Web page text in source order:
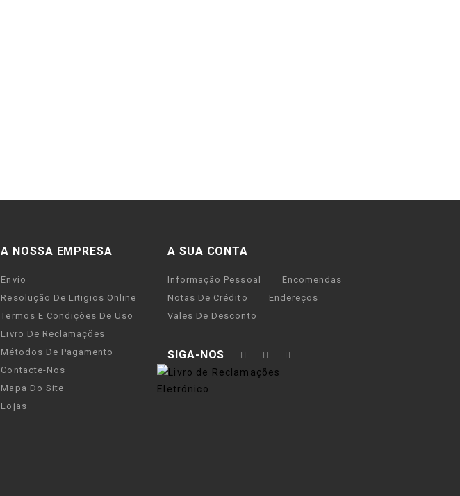
A NOSSA EMPRESA
Envio
Resolução De Litigios Online
Termos E Condições De Uso
Livro De Reclamações
Métodos De Pagamento
Contacte-Nos
Mapa Do Site
Lojas
A SUA CONTA
Informação Pessoal
Encomendas
Notas De Crédito
Endereços
Vales De Desconto
SIGA-NOS